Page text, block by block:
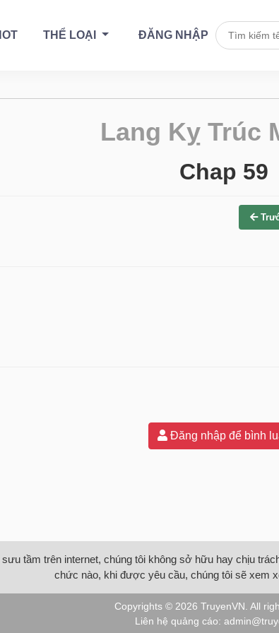
THỂ LOẠI ĐĂNG NHẬP
Lang Kỵ Trúc
Chap 59
Đăng nhập để bình
tầm trên internet, chúng tôi không sở hữu hay chịu
chức nào, khi được yêu cầu, chúng tôi sẽ xem
Copyrights © 2026 TruyenVN . All
Liên hệ quảng cáo: